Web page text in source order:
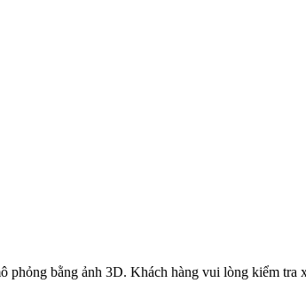
bằng ảnh 3D. Khách hàng vui lòng kiểm tra